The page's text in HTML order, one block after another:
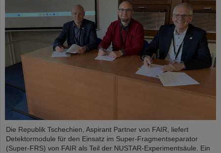
Die Republik Tschechien, Aspirant Partner von FAIR, liefert
Detektormodule für den Einsatz im Super-Fragmentseparator
(Super-FRS) von FAIR als Teil der NUSTAR-Experimentsäule. Ein